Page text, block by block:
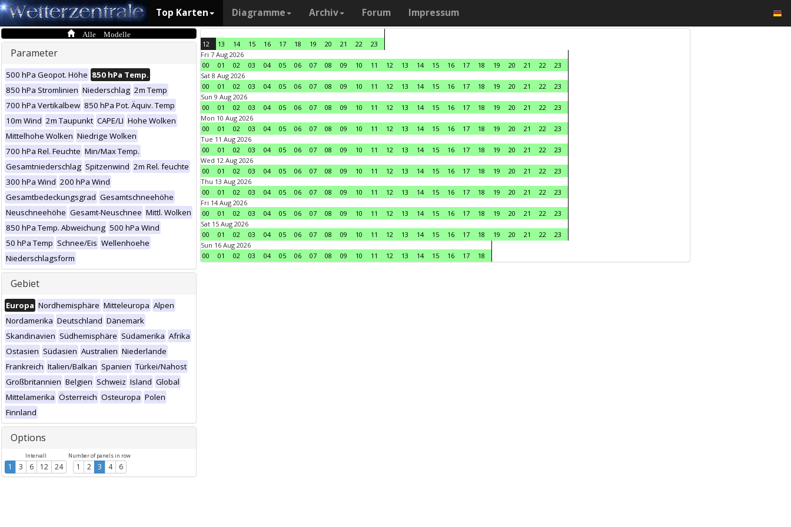
Top Karten Diagramme Archiv Forum Impressum
Alle Modelle
Parameter
500 hPa Geopot. Höhe 850 hPa Temp.
850 hPa Stromlinien Niederschlag 2m Temp
700 hPa Vertikalbew 850 hPa Pot. Äquiv. Temp
10m Wind 2m Taupunkt CAPE/LI Hohe Wolken
Mittelhohe Wolken Niedrige Wolken
700 hPa Rel. Feuchte Min/Max Temp.
Gesamtniederschlag Spitzenwind 2m Rel. feuchte
300 hPa Wind 200 hPa Wind
Gesamtbedeckungsgrad Gesamtschneehöhe
Neuschneehöhe Gesamt-Neuschnee Mittl. Wolken
850 hPa Temp. Abweichung 500 hPa Wind
50 hPa Temp Schnee/Eis Wellenhoehe
Niederschlagsform
Gebiet
Europa Nordhemisphäre Mitteleuropa Alpen
Nordamerika Deutschland Dänemark
Skandinavien Südhemisphäre Südamerika Afrika
Ostasien Südasien Australien Niederlande
Frankreich Italien/Balkan Spanien Türkei/Nahost
Großbritannien Belgien Schweiz Island Global
Mittelamerika Österreich Osteuropa Polen
Finnland
Options
Intervall
1 3 6 12 24
Number of panels in row
1 2 3 4 6
12 13 14 15 16 17 18 19 20 21 22
23
Fri 7 Aug 2026
00
01 02 03 04 05 06 07 08 09 10 11 12 13 14 15 16 17 18 19 20 21 22
23
Sat 8 Aug 2026
00
01 02 03 04 05 06 07 08 09 10 11 12 13 14 15 16 17 18 19 20 21 22
23
Sun 9 Aug 2026
00
01 02 03 04 05 06 07 08 09 10 11 12 13 14 15 16 17 18 19 20 21 22
23
Mon 10 Aug 2026
00
01 02 03 04 05 06 07 08 09 10 11 12 13 14 15 16 17 18 19 20 21 22
23
Tue 11 Aug 2026
00
01 02 03 04 05 06 07 08 09 10 11 12 13 14 15 16 17 18 19 20 21 22
23
Wed 12 Aug 2026
00
01 02 03 04 05 06 07 08 09 10 11 12 13 14 15 16 17 18 19 20 21 22
23
Thu 13 Aug 2026
00
01 02 03 04 05 06 07 08 09 10 11 12 13 14 15 16 17 18 19 20 21 22
23
Fri 14 Aug 2026
00
01 02 03 04 05 06 07 08 09 10 11 12 13 14 15 16 17 18 19 20 21 22
23
Sat 15 Aug 2026
00
01 02 03 04 05 06 07 08 09 10 11 12 13 14 15 16 17 18 19 20 21 22
23
Sun 16 Aug 2026
00
01 02 03 04 05 06 07 08 09 10 11 12 13 14 15 16 17 18